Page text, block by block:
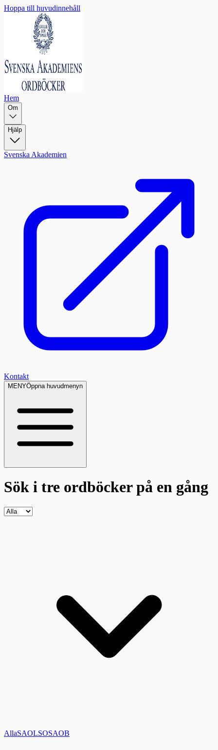
Hoppa till huvudinnehåll
Hem
Om
Hjälp
Svenska Akademien
Kontakt
MENYÖppna huvudmenyn
Sök i tre ordböckerpå en gång
AllaSAOLSOSAOB